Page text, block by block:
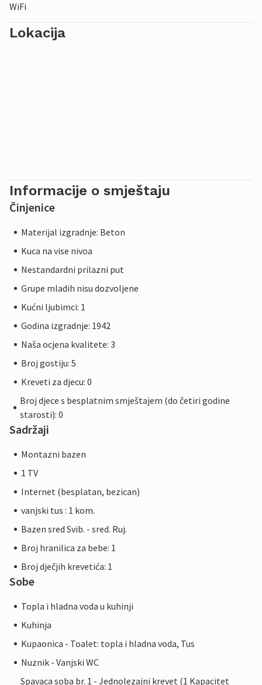
WiFi
Lokacija
Informacije o smještaju
Činjenice
Materijal izgradnje: Beton
Kuca na vise nivoa
Nestandardni prilazni put
Grupe mladih nisu dozvoljene
Kućni ljubimci: 1
Godina izgradnje: 1942
Naša ocjena kvalitete: 3
Broj gostiju: 5
Kreveti za djecu: 0
Broj djece s besplatnim smještajem (do četiri godine
starosti): 0
Sadržaji
Montazni bazen
1 TV
Internet (besplatan, bezican)
vanjski tus : 1 kom.
Bazen sred Svib. - sred. Ruj.
Broj hranilica za bebe: 1
Broj dječjih krevetića: 1
Sobe
Topla i hladna voda u kuhinji
Kuhinja
Kupaonica - Toalet: topla i hladna voda, Tus
Nuznik - Vanjski WC
Spavaca soba br. 1 - Jednolezajni krevet (1 Kapacitet